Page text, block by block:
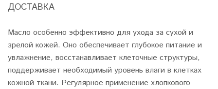
ДОСТАВКА
Масло особенно эффективно для ухода за сухой и
зрелой кожей. Оно обеспечивает глубокое питание и
увлажнение, восстанавливает клеточные структуры,
поддерживает необходимый уровень влаги в клетках
кожной ткани. Регулярное применение хлопкового